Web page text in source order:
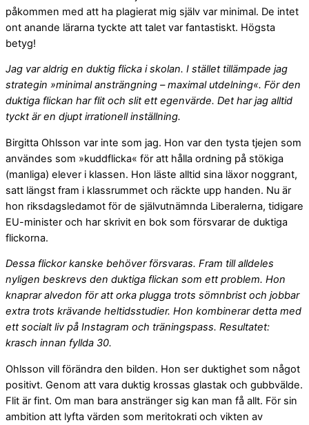
påkommen med att ha plagierat mig själv var minimal. De intet
ont anande lärarna tyckte att talet var fantastiskt. Högsta
betyg!
Jag var aldrig en duktig flicka i skolan. I stället tillämpade jag
strategin »minimal ansträngning – maximal utdelning«. För den
duktiga flickan har flit och slit ett egenvärde. Det har jag alltid
tyckt är en djupt irrationell inställning.
Birgitta Ohlsson var inte som jag. Hon var den tysta tjejen som
användes som »kuddflicka« för att hålla ordning på stökiga
(manliga) elever i klassen. Hon läste alltid sina läxor noggrant,
satt längst fram i klassrummet och räckte upp handen. Nu är
hon riksdagsledamot för de självutnämnda Liberalerna, tidigare
EU-minister och har skrivit en bok som försvarar de duktiga
flickorna.
Dessa flickor kanske behöver försvaras. Fram till alldeles
nyligen beskrevs den duktiga flickan som ett problem. Hon
knaprar alvedon för att orka plugga trots sömnbrist och jobbar
extra trots krävande heltidsstudier. Hon kombinerar detta med
ett socialt liv på Instagram och träningspass. Resultatet:
krasch innan fyllda 30.
Ohlsson vill förändra den bilden. Hon ser duktighet som något
positivt. Genom att vara duktig krossas glastak och gubbvälde.
Flit är fint. Om man bara anstränger sig kan man få allt. För sin
ambition att lyfta värden som meritokrati och vikten av